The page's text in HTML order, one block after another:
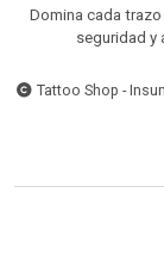
Domina cada
seguridad y
Tattoo Shop -